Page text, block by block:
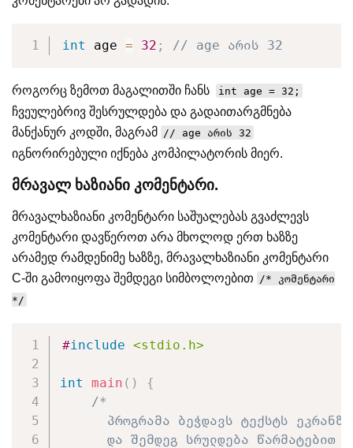
int age = 32 ; // age არის 32
როგორც ზემოთ მაგალითში ჩანს int age = 32;
ჩვეულებრივ შესრულდება და გადაითარგმნება
მანქანურ კოდში, მაგრამ // age არის 32
იგნორირებული იქნება კომპილატორის მიერ.
მრავალ ხაზიანი კომენტარი.
მრავალხაზიანი კომენტარი საშუალებას გვაძლევს
კომენტარი დავწეროთ არა მხოლოდ ერთ ხაზზე
არამედ რამდენიმე ხაზზე, მრავალხაზიანი კომენტარი
C-ში გამოიყოფა შემდეგი სიმბოლოებით
/* კომენტარი
*/
#include <stdio.h>
int main ( )
{
/*
      პროგრამა ბეჭდავს ტექსტს ეკრანზე
      და შემდეგ სრულდება წარმატებით